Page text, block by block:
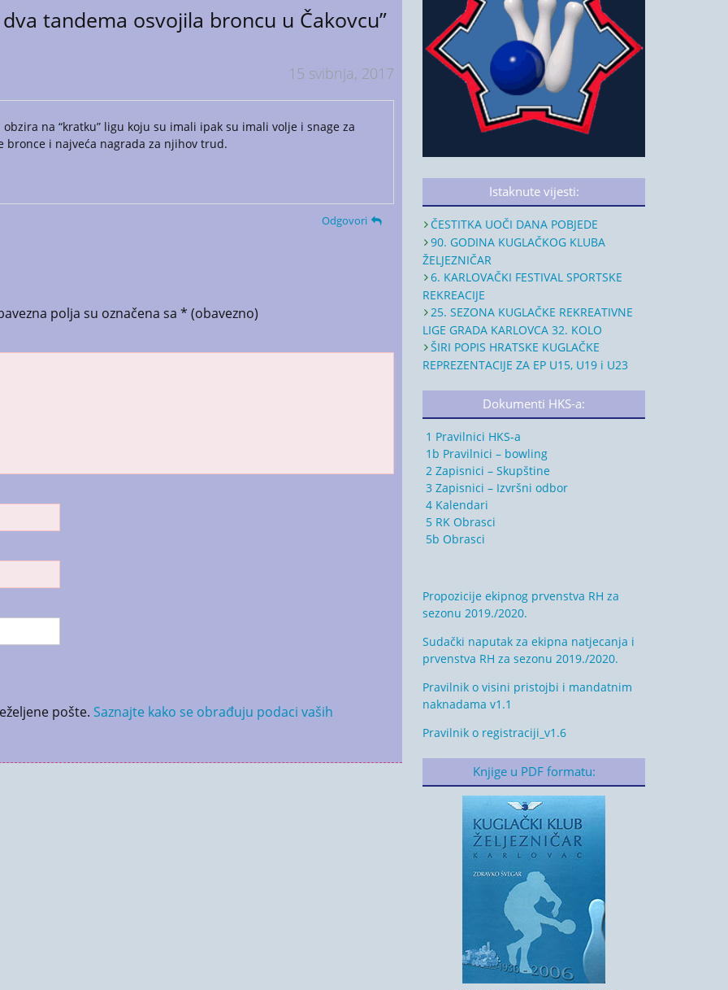
tandema osvojila broncu u Čakovcu”
15 svibnja, 2017
na “kratku” ligu koju su imali ipak su imali volje i snage za
i najveća nagrada za njihov trud.
Odgovori
polja su označena sa * (obavezno)
pošte. Saznajte kako se obrađuju podaci vaših
Istaknute vijesti:
ČESTITKA UOČI DANA POBJEDE
90. GODINA KUGLAČKOG KLUBA
ŽELJEZNIČAR
6. KARLOVAČKI FESTIVAL SPORTSKE
REKREACIJE
25. SEZONA KUGLAČKE REKREATIVNE
LIGE GRADA KARLOVCA 32. KOLO
ŠIRI POPIS HRATSKE KUGLAČKE
REPREZENTACIJE ZA EP U15, U19 i U23
Dokumenti HKS-a:
1 Pravilnici HKS-a
1b Pravilnici – bowling
2 Zapisnici – Skupštine
3 Zapisnici – Izvršni odbor
4 Kalendari
5 RK Obrasci
5b Obrasci
Propozicije ekipnog prvenstva RH za
sezonu 2019./2020.
Sudački naputak za ekipna natjecanja i
prvenstva RH za sezonu 2019./2020.
Pravilnik o visini pristojbi i mandatnim
naknadama v1.1
Pravilnik o registraciji_v1.6
Knjige u PDF formatu: